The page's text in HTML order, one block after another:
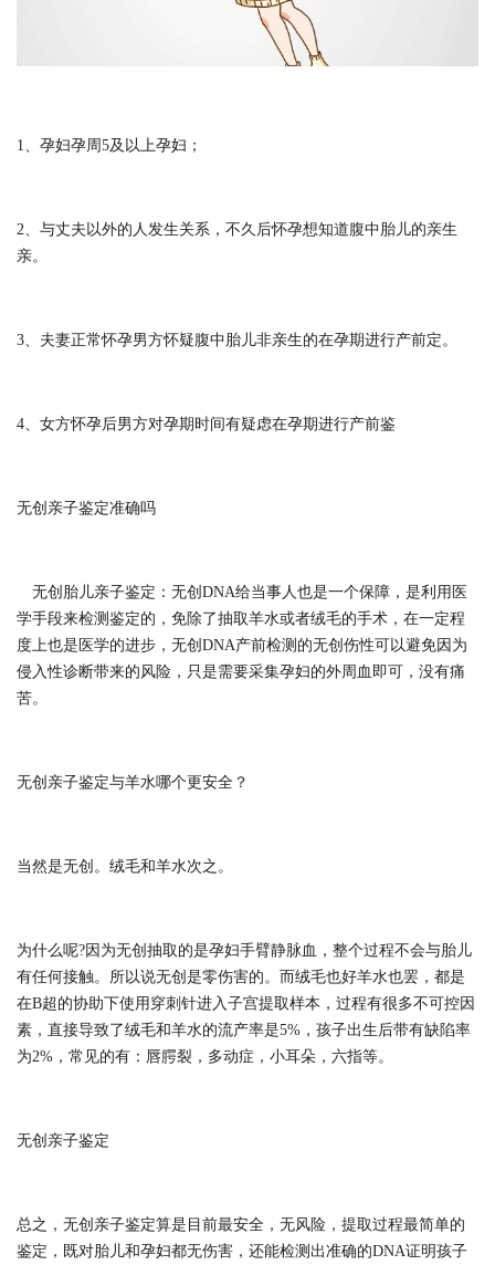
1、孕妇孕周5及以上孕妇；
2、与丈夫以外的人发生关系，不久后怀孕想知道腹中胎儿的亲生
亲。
3、夫妻正常怀孕男方怀疑腹中胎儿非亲生的在孕期进行产前定。
4、女方怀孕后男方对孕期时间有疑虑在孕期进行产前鉴
无创亲子鉴定准确吗
无创胎儿亲子鉴定：无创DNA给当事人也是一个保障，是利用医
学手段来检测鉴定的，免除了抽取羊水或者绒毛的手术，在一定程
度上也是医学的进步，无创DNA产前检测的无创伤性可以避免因为
侵入性诊断带来的风险，只是需要采集孕妇的外周血即可，没有痛
苦。
无创亲子鉴定与羊水哪个更安全？
当然是无创。绒毛和羊水次之。
为什么呢?因为无创抽取的是孕妇手臂静脉血，整个过程不会与胎儿
有任何接触。所以说无创是零伤害的。而绒毛也好羊水也罢，都是
在B超的协助下使用穿刺针进入子宫提取样本，过程有很多不可控因
素，直接导致了绒毛和羊水的流产率是5%，孩子出生后带有缺陷率
为2%，常见的有：唇腭裂，多动症，小耳朵，六指等。
无创亲子鉴定
总之，无创亲子鉴定算是目前最安全，无风险，提取过程最简单的
鉴定，既对胎儿和孕妇都无伤害，还能检测出准确的DNA证明孩子